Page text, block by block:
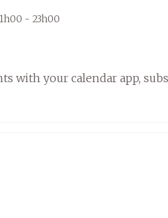
- 23h00
with your calendar app,